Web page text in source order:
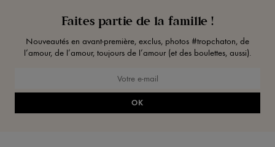
Faites partie de la famille !
Nouveautés en avant-première, exclus, photos #tropchaton, de
l’amour, de l’amour, toujours de l’amour (et des boulettes, aussi).
OK